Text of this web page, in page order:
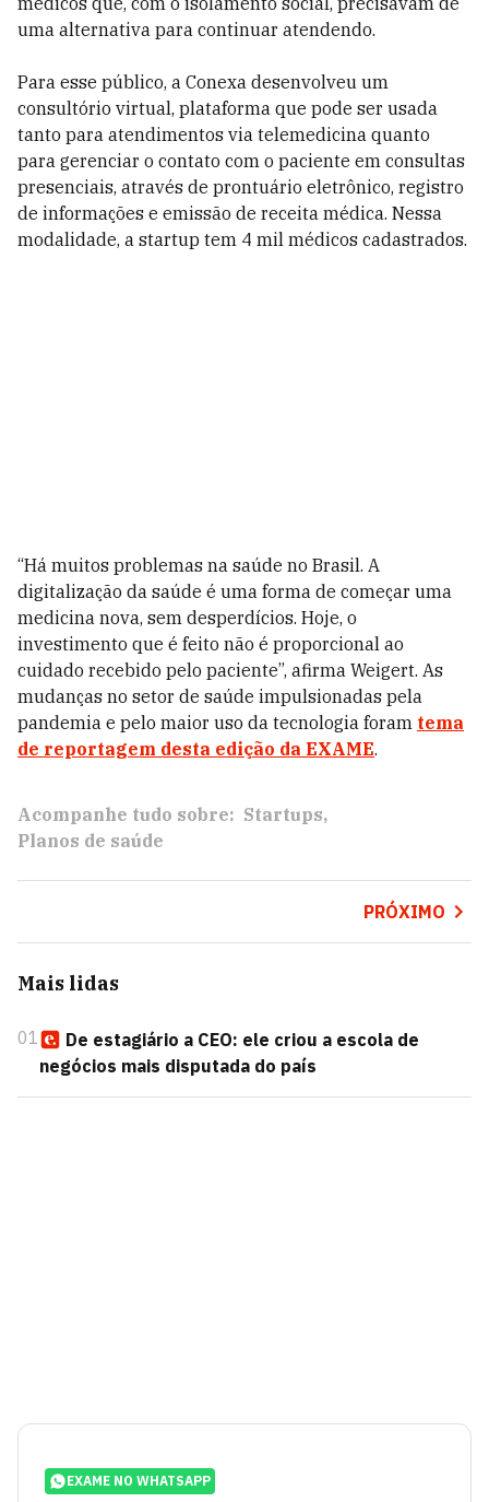
uma alternativa para continuar atendendo.
Para esse público, a Conexa desenvolveu um
consultório virtual, plataforma que pode ser usada
tanto para atendimentos via telemedicina quanto
para gerenciar o contato com o paciente em consultas
presenciais, através de prontuário eletrônico, registro
de informações e emissão de receita médica. Nessa
modalidade, a startup tem 4 mil médicos cadastrados.
“Há muitos problemas na saúde no Brasil. A
digitalização da saúde é uma forma de começar uma
medicina nova, sem desperdícios. Hoje, o
investimento que é feito não é proporcional ao
cuidado recebido pelo paciente”, afirma Weigert. As
mudanças no setor de saúde impulsionadas pela
pandemia e pelo maior uso da tecnologia foram tema
de reportagem desta edição da EXAME.
Acompanhe tudo sobre: Startups
Planos de saúde
PRÓXIMO
Mais lidas
01
De estagiário a CEO: ele criou a escola de
negócios mais disputada do país
EXAME NO WHATSAPP